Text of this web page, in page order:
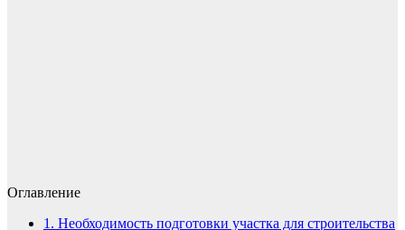
Оглавление
1. Необходимость подготовки участка для строительства